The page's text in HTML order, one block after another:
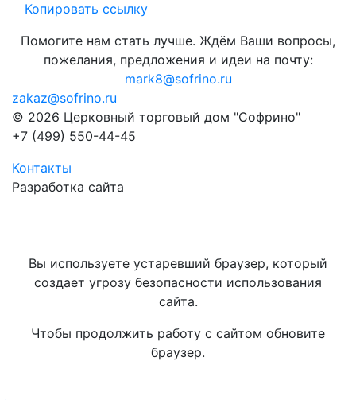
Копировать ссылку
Помогите нам стать лучше. Ждём Ваши вопросы,
пожелания, предложения и идеи на почту:
mark8@sofrino.ru
zakaz@sofrino.ru
© 2026 Церковный торговый дом "Софрино"
+7 (499) 550-44-45
Контакты
Разработка сайта
Вы используете устаревший браузер, который
создает угрозу безопасности использования
сайта.
Чтобы продолжить работу с сайтом обновите
браузер.